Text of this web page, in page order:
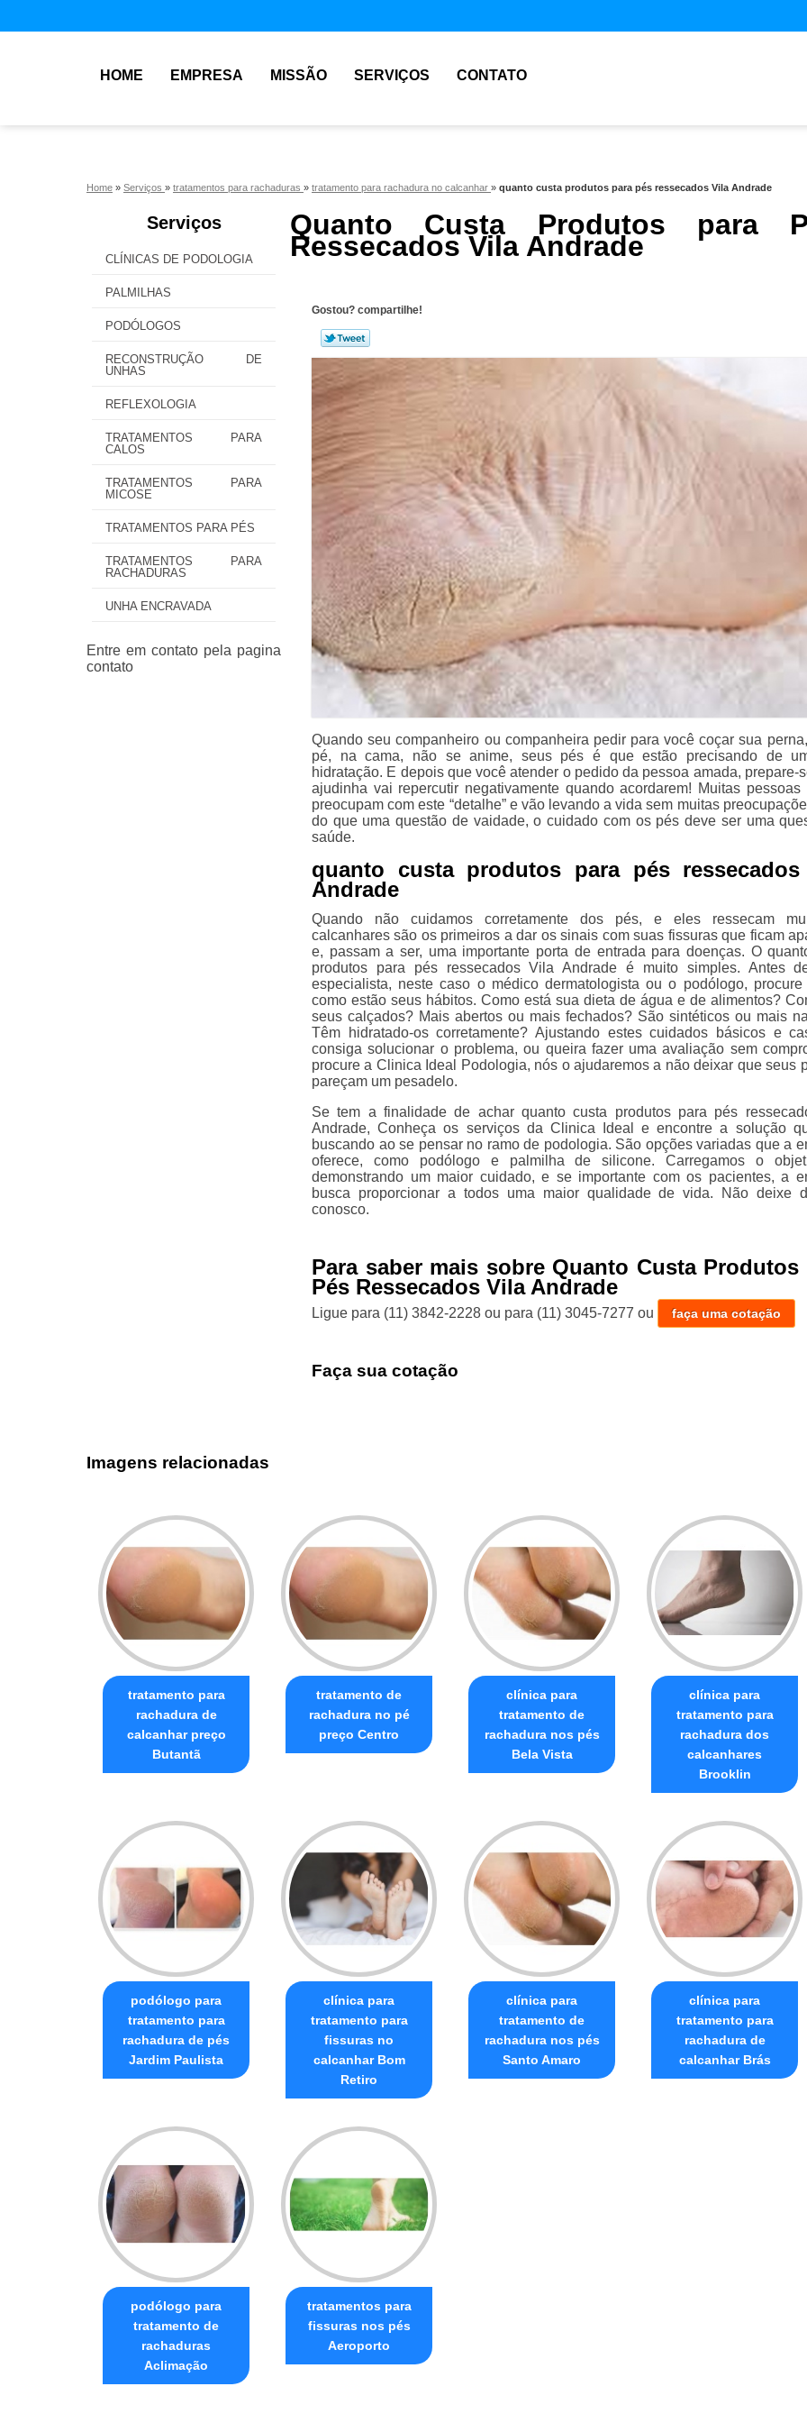
HOME EMPRESA MISSÃO SERVIÇOS CONTATO
Home » Serviços » tratamentos para rachaduras » tratamento para rachadura no calcanhar » quanto custa produtos para pés ressecados Vila Andrade
Serviços
CLÍNICAS DE PODOLOGIA
PALMILHAS
PODÓLOGOS
RECONSTRUÇÃO DE
UNHAS
REFLEXOLOGIA
TRATAMENTOS PARA
CALOS
TRATAMENTOS PARA
MICOSE
TRATAMENTOS PARA PÉS
TRATAMENTOS PARA
RACHADURAS
UNHA ENCRAVADA
Quanto Custa Produtos para
Ressecados Vila Andrade
Gostou? compartilhe!
Quando seu companheiro ou companheira pedir para você coçar sua
pé, na cama, não se anime, seus pés é que estão precisando de
hidratação. E depois que você atender o pedido da pessoa amada, prepare-
ajudinha vai repercutir negativamente quando acordarem! Muitas pessoas
preocupam com este “detalhe” e vão levando a vida sem muitas
do que uma questão de vaidade, o cuidado com os pés deve ser uma
saúde.
quanto custa produtos para pés
Andrade
Quando não cuidamos corretamente dos pés, e eles ressecam
calcanhares são os primeiros a dar os sinais com suas fissuras que ficam
e, passam a ser, uma importante porta de entrada para doenças. O
produtos para pés ressecados Vila Andrade é muito simples. Antes
especialista, neste caso o médico dermatologista ou o podólogo, procure
como estão seus hábitos. Como está sua dieta de água e de alimentos?
seus calçados? Mais abertos ou mais fechados? São sintéticos ou mais
Têm hidratado-os corretamente? Ajustando estes cuidados básicos e
consiga solucionar o problema, ou queira fazer uma avaliação sem
procure a Clinica Ideal Podologia, nós o ajudaremos a não deixar que seus
pareçam um pesadelo.
Se tem a finalidade de achar quanto custa produtos para pés
Andrade, Conheça os serviços da Clinica Ideal e encontre a solução
buscando ao se pensar no ramo de podologia. São opções variadas que a
oferece, como podólogo e palmilha de silicone. Carregamos o
demonstrando um maior cuidado, e se importante com os pacientes, a
busca proporcionar a todos uma maior qualidade de vida. Não deixe
conosco.
Para saber mais sobre Quanto Custa Produtos
Pés Ressecados Vila Andrade
Ligue para (11) 3842-2228 ou para (11) 3045-7277 ou faça uma cotação
Faça sua cotação
Imagens relacionadas
tratamento para
rachadura de
calcanhar preço
Butantã
tratamento de
rachadura no pé
preço Centro
clínica para
tratamento de
rachadura nos pés
Bela Vista
clínica para
tratamento para
rachadura dos
calcanhares
Brooklin
podólogo para
tratamento para
rachadura de pés
Jardim Paulista
clínica para
tratamento para
fissuras no
calcanhar Bom
Retiro
clínica para
tratamento de
rachadura nos pés
Santo Amaro
clínica para
tratamento para
rachadura de
calcanhar Brás
podólogo para
tratamento de
rachaduras
Aclimação
tratamentos para
fissuras nos pés
Aeroporto